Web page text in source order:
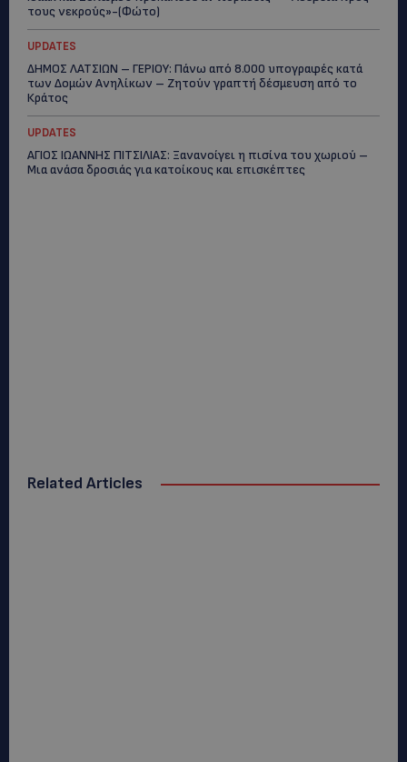
τους νεκρούς»-(Φώτο)
UPDATES
ΔΗΜΟΣ ΛΑΤΣΙΩΝ – ΓΕΡΙΟΥ: Πάνω από 8.000 υπογραφές κατά
των Δομών Ανηλίκων – Ζητούν γραπτή δέσμευση από το
Κράτος
UPDATES
ΑΓΙΟΣ ΙΩΑΝΝΗΣ ΠΙΤΣΙΛΙΑΣ: Ξανανοίγει η πισίνα του χωριού –
Μια ανάσα δροσιάς για κατοίκους και επισκέπτες
Related Articles